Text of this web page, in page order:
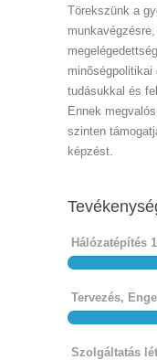
Törekszünk a
tudásukkal és
Ennek
szinten
képzést.
Hálózatépítés
Tervezés,
Szolgáltatás